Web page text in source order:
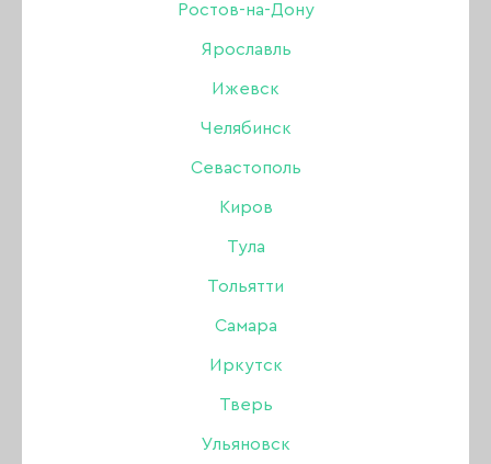
Ростов-на-Дону
Ярославль
Ижевск
Челябинск
Севастополь
Киров
Тула
Тольятти
Самара
Иркутск
Тверь
Ульяновск
Конструирующий гель SHE ОДРИ - материал